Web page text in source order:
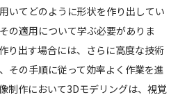
いてどのように形状を作り出してい
の適用について学ぶ必要がありま
り出す場合には、さらに高度な技術
その手順に従って効率よく作業を進
制作において3Dモデリングは、視覚